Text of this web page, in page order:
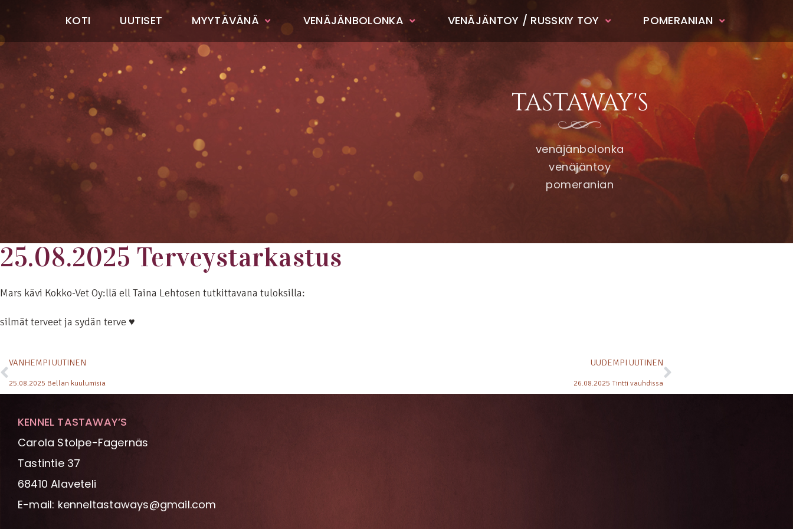
KOTI UUTISET MYYTÄVÄNÄ VENÄJÄNBOLONKA VENÄJÄNTOY / RUSSKIY TOY POMERANIAN
TASTAWAY'S
venäjänbolonka
venäjäntoy
pomeranian
25.08.2025 Terveystarkastus
Mars kävi Kokko-Vet Oy:llä ell Taina Lehtosen tutkittavana tuloksilla:
silmät terveet ja sydän terve ♥
VANHEMPI UUTINEN
25.08.2025 Bellan kuulumisia
UUDEMPI UUTINEN
26.08.2025 Tintti vauhdissa
KENNEL TASTAWAY’S
Carola Stolpe-Fagernäs
Tastintie 37
68410 Alaveteli
E-mail: kenneltastaways@gmail.com